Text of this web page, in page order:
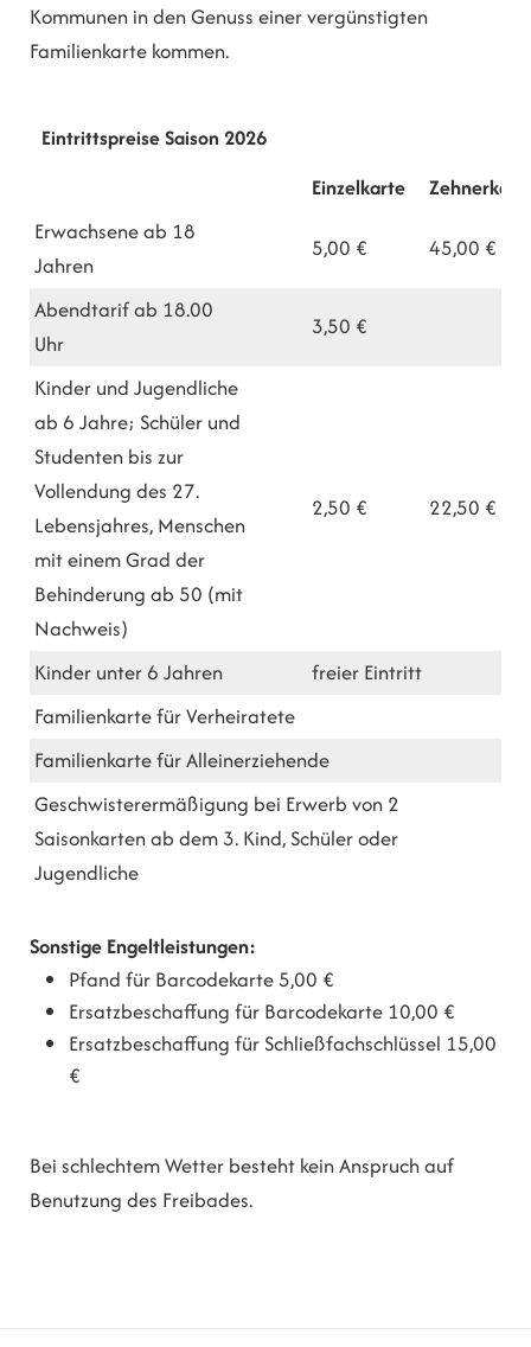
Kommunen in den Genuss einer vergünstigten
Familienkarte kommen.
Eintrittspreise Saison 2026
Einzelkarte
Erwachsene ab 18
Jahren
5,00 € 45,00 €
Abendtarif ab 18.00
Uhr
3,50 €
Kinder und Jugendliche
ab 6 Jahre; Schüler und
Studenten bis zur
Vollendung des 27.
Lebensjahres, Menschen
mit einem Grad der
Behinderung ab 50 (mit
Nachweis)
2,50 € 22,50 €
Kinder unter 6 Jahren
freier Eintritt
Familienkarte für Verheiratete
Familienkarte für Alleinerziehende
Geschwisterermäßigung bei Erwerb von 2
Saisonkarten ab dem 3. Kind, Schüler oder
Jugendliche
Sonstige Engeltleistungen:
Pfand für Barcodekarte 5,00 €
Ersatzbeschaffung für Barcodekarte 10,00 €
Ersatzbeschaffung für Schließfachschlüssel 15,00
€
Bei schlechtem Wetter besteht kein Anspruch auf
Benutzung des Freibades.